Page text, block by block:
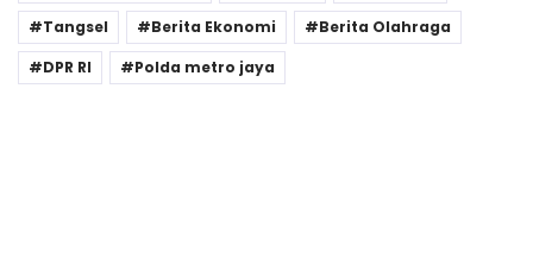
Tangsel
Berita Ekonomi
Berita Olahraga
DPR RI
Polda metro jaya